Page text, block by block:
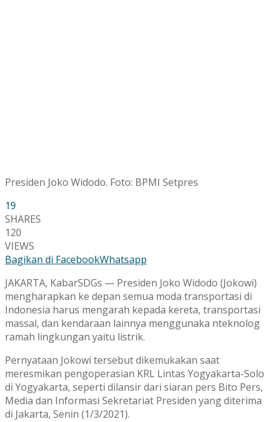
Presiden Joko Widodo. Foto: BPMI Setpres
19
SHARES
120
VIEWS
Bagikan di FacebookWhatsapp
JAKARTA, KabarSDGs — Presiden Joko Widodo (Jokowi)
mengharapkan ke depan semua moda transportasi di
Indonesia harus mengarah kepada kereta, transportasi
massal, dan kendaraan lainnya menggunaka nteknolog
ramah lingkungan yaitu listrik.
Pernyataan Jokowi tersebut dikemukakan saat
meresmikan pengoperasian KRL Lintas Yogyakarta-Solo
di Yogyakarta, seperti dilansir dari siaran pers Bito Pers,
Media dan Informasi Sekretariat Presiden yang diterima
di Jakarta, Senin (1/3/2021).